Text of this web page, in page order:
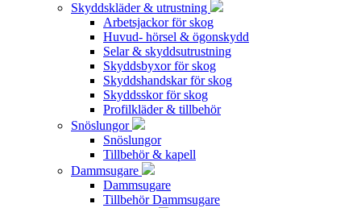
Skyddskläder & utrustning
Arbetsjackor för skog
Huvud- hörsel & ögonskydd
Selar & skyddsutrustning
Skyddsbyxor för skog
Skyddshandskar för skog
Skyddsskor för skog
Profilkläder & tillbehör
Snöslungor
Snöslungor
Tillbehör & kapell
Dammsugare
Dammsugare
Tillbehör Dammsugare